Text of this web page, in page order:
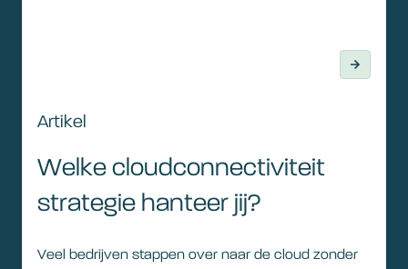
Artikel
Welke cloudconnectiviteit
strategie hanteer jij?
Veel bedrijven stappen over naar de cloud zonder